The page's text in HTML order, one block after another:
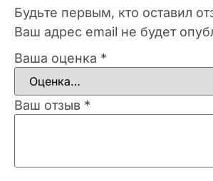
Будьте первым, кто оставил
Ваш адрес email не будет
Ваша оценка *
Ваш отзыв *